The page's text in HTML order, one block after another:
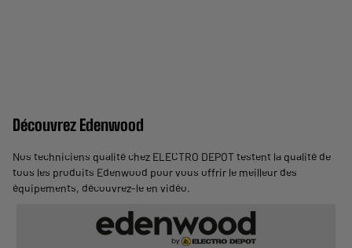
Découvrez Edenwood
Nos techniciens qualité chez ELECTRO DEPOT testent la qualité de
tous les produits Edenwood pour vous offrir le meilleur des
équipements, découvrez-le en vidéo.